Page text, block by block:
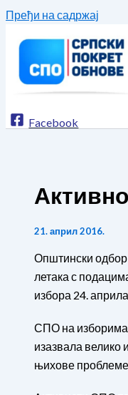
Пређи на садржај
Facebook
21. април 2016.
Општински одбор
летака с
избора 24. априла.
СПО на изборима
изазвала велико
њихове проблеме.